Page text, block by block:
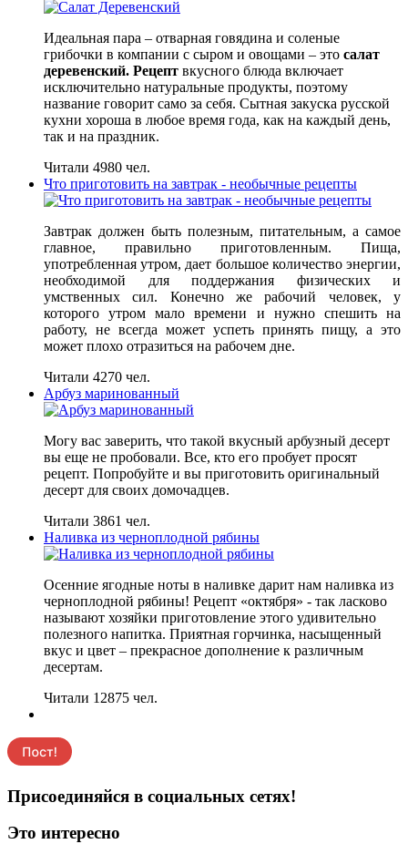
Идеальная пара – отварная говядина и соленые
грибочки в компании с сыром и овощами – это салат
деревенский. Рецепт вкусного блюда включает
исключительно натуральные продукты, поэтому
название говорит само за себя. Сытная закуска русской
кухни хороша в любое время года, как на каждый день,
так и на праздник.
Читали 4980 чел.
Что приготовить на завтрак - необычные рецепты
Завтрак должен быть полезным, питательным, а самое
главное, правильно приготовленным. Пища,
употребленная утром, дает большое количество энергии,
необходимой для поддержания физических и
умственных сил. Конечно же рабочий человек, у
которого утром мало времени и нужно спешить на
работу, не всегда может успеть принять пищу, а это
может плохо отразиться на рабочем дне.
Читали 4270 чел.
Арбуз маринованный
Могу вас заверить, что такой вкусный арбузный десерт
вы еще не пробовали. Все, кто его пробует просят
рецепт. Попробуйте и вы приготовить оригинальный
десерт для своих домочадцев.
Читали 3861 чел.
Наливка из черноплодной рябины
Осенние ягодные ноты в наливке дарит нам наливка из
черноплодной рябины! Рецепт «октября» - так ласково
называют хозяйки приготовление этого удивительно
полезного напитка. Приятная горчинка, насыщенный
вкус и цвет – прекрасное дополнение к различным
десертам.
Читали 12875 чел.
Присоединяйся в социальных сетях!
Это интересно